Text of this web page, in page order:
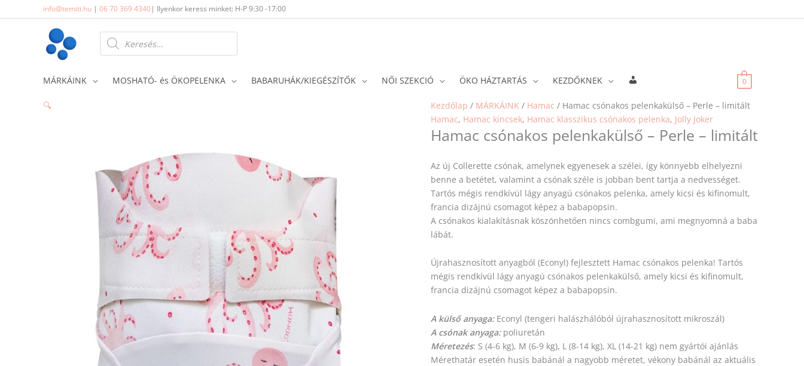
to
info@temiti.hu | 06 70 369 4340| Ilyenkor keress minket: H-P 9:30 -17:00
Products
search
MÁRKÁINK MOSHATÓ- és ÖKOPELENKA BABARUHÁK/KIEGÉSZÍTŐK NŐI SZEKCIÓ ÖKO HÁZTARTÁS KEZDŐKNEK 0
🔍 Kezdőlap / MÁRKÁINK / Hamac / Hamac csónakos pelenkakülső – Perle – limitált
Hamac, Hamac kincsek, Hamac klasszikus csónakos pelenka, Jolly Joker
Hamac csónakos pelenkakülső – Perle – limitált
Az új Collerette csónak, amelynek egyenesek a szélei, így könnyebb elhelyezni
benne a betétet, valamint a csónak széle is jobban bent tartja a nedvességet.
Tartós mégis rendkívül lágy anyagú csónakos pelenka, amely kicsi és kifinomult,
francia dizájnú csomagot képez a babapopsin.
A csónakos kialakításnak köszönhetően nincs combgumi, ami megnyomná a baba
lábát.
Újrahasznosított anyagból (Econyl) fejlesztett Hamac csónakos pelenka! Tartós
mégis rendkívül lágy anyagú csónakos pelenkakülső, amely kicsi és kifinomult,
francia dizájnú csomagot képez a babapopsin.
A külső anyaga:Econyl (tengeri halászhálóból újrahasznosított mikroszál)
A csónak anyaga:poliuretán
Méretezés: S (4-6 kg), M (6-9 kg), L (8-14 kg), XL (14-21 kg) nem gyártói ajánlás
Mérethatár esetén husis babánál a nagyobb méretet, vékony babánál az aktuális